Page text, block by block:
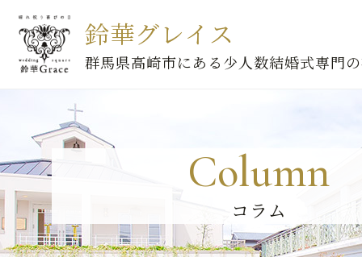
鈴華グレイス
群馬県高崎市にある少人数結婚式専門
Column
コラム